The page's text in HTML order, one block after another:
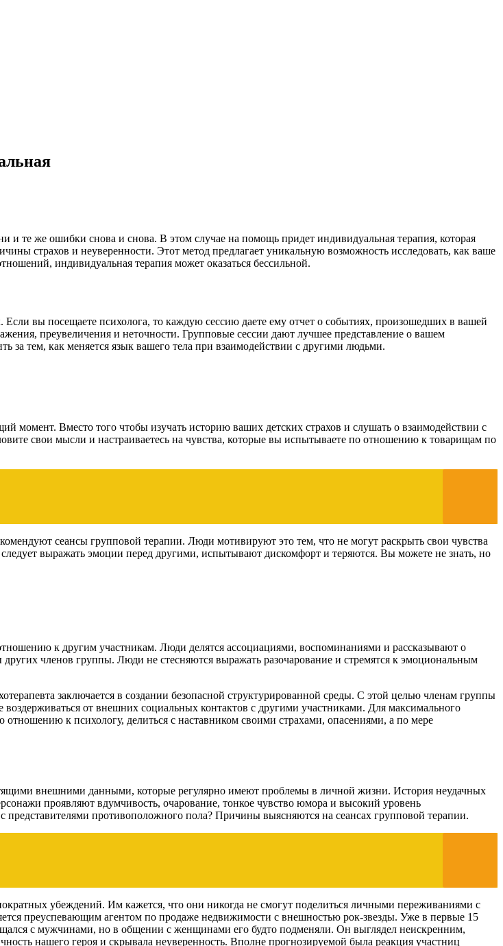
те же ошибки снова и снова. В этом случае на помощь придет индивидуальная терапия, которая
страхов и неуверенности. Этот метод предлагает уникальную возможность исследовать, как ваше
индивидуальная терапия может оказаться бессильной.
вы посещаете психолога, то каждую сессию даете ему отчет о событиях, произошедших в вашей
преувеличения и неточности. Групповые сессии дают лучшее представление о вашем
за тем, как меняется язык вашего тела при взаимодействии с другими людьми.
момент. Вместо того чтобы изучать историю ваших детских страхов и слушать о взаимодействии с
свои мысли и настраиваетесь на чувства, которые вы испытываете по отношению к товарищам по
сеансы групповой терапии. Люди мотивируют это тем, что не могут раскрыть свои чувства
выражать эмоции перед другими, испытывают дискомфорт и теряются. Вы можете не знать, но
к другим участникам. Люди делятся ассоциациями, воспоминаниями и рассказывают о
членов группы. Люди не стесняются выражать разочарование и стремятся к эмоциональным
заключается в создании безопасной структурированной среды. С этой целью членам группы
от внешних социальных контактов с другими участниками. Для максимального
к психологу, делиться с наставником своими страхами, опасениями, а по мере
внешними данными, которые регулярно имеют проблемы в личной жизни. История неудачных
проявляют вдумчивость, очарование, тонкое чувство юмора и высокий уровень
противоположного пола? Причины выясняются на сеансах групповой терапии.
убеждений. Им кажется, что они никогда не смогут поделиться личными переживаниями с
преуспевающим агентом по продаже недвижимости с внешностью рок-звезды. Уже в первые 15
с мужчинами, но в общении с женщинами его будто подменяли. Он выглядел неискренним,
нашего героя и скрывала неуверенность. Вполне прогнозируемой была реакция участниц